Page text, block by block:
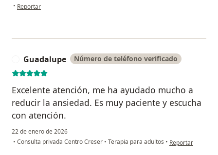
• en opinión del usuario FA
Reportar
Guadalupe Número de teléfono verificado
Excelente atención, me ha ayudado mucho a
reducir la ansiedad. Es muy paciente y escucha
con atención.
22 de enero de 2026
• Consulta privada Centro Creser • Terapia para adultos • en opinión del
Reportar